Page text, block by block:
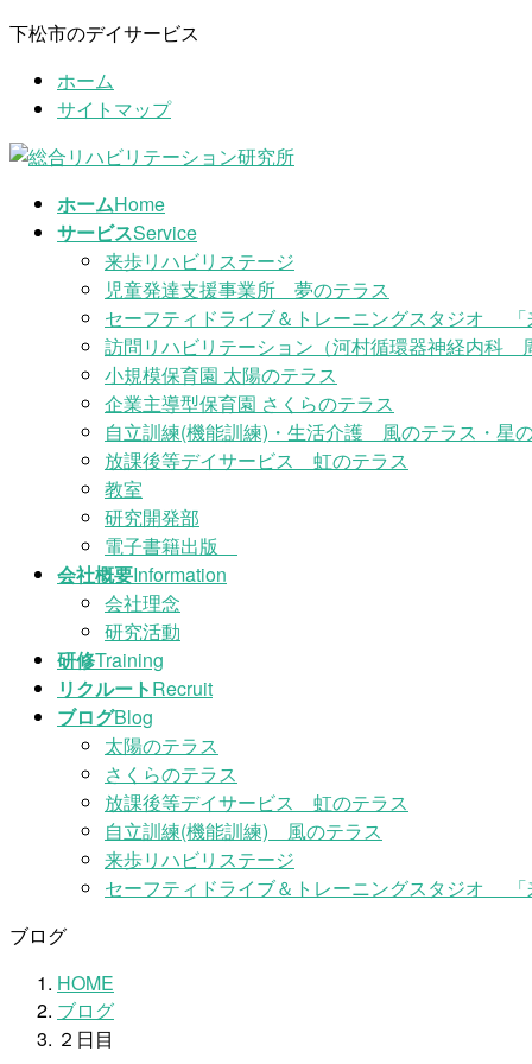
コ
ツ
ナ
シ
下松市のデイサービス
ホーム
サイトマップ
ホームHome
サービスService
来歩リハビリステージ
児童発達支援事業所 夢のテラス
セーフティドライブ＆トレーニングスタジオ 「
訪問リハビリテーション（河村循環器神経内科
小規模保育園 太陽のテラス
企業主導型保育園 さくらのテラス
自立訓練(機能訓練)・生活介護 風のテラス・星
放課後等デイサービス 虹のテラス
教室
研究開発部
電子書籍出版
会社概要Information
会社理念
研究活動
研修Training
リクルートRecruit
ブログBlog
太陽のテラス
さくらのテラス
放課後等デイサービス 虹のテラス
自立訓練(機能訓練) 風のテラス
来歩リハビリステージ
セーフティドライブ＆トレーニングスタジオ 「
ブログ
HOME
ブログ
２日目